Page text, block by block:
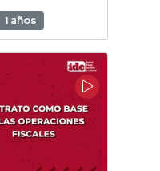
1 años